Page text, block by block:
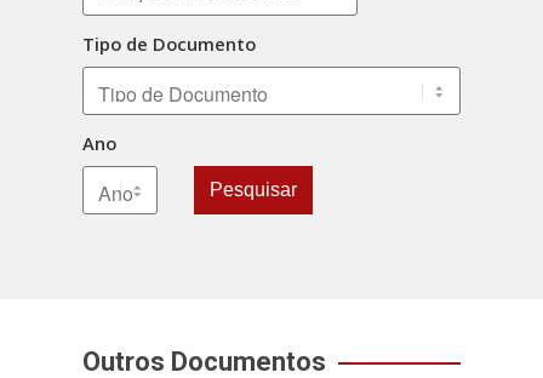
Tipo de Documento
Ano
Pesquisar
Outros Documentos